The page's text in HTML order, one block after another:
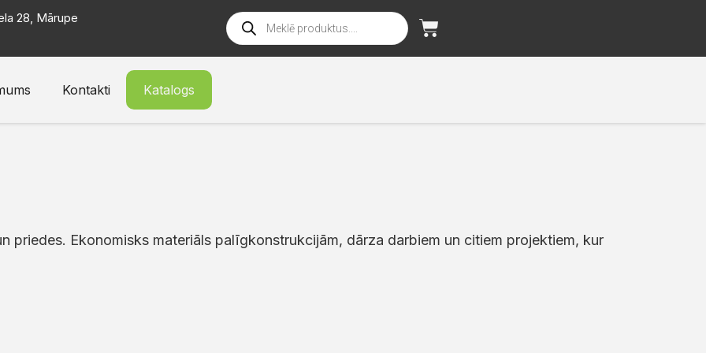
28, Mārupe
Kontakti Katalogs
priedes. Ekonomisks materiāls palīgkonstrukcijām, dārza darbiem un citiem projektiem, kur